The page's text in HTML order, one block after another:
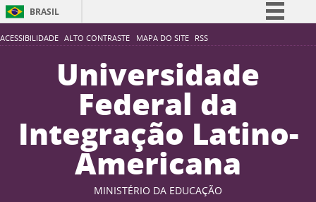
ACESSIBILIDADE ALTO CONTRASTE MAPA DO SITE RSS
BRASIL
Simplifique!
Participe
Acesso à informação
Legislação
Canais
Universidade
Federal da
Integração Latino-
Americana
MINISTÉRIO DA EDUCAÇÃO